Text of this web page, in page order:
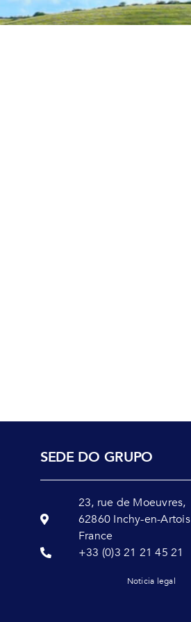
SEDE DO GRUPO
23, rue de Moeuvres,
62860 Inchy-en-Artois
France
+33 (0)3 21 21 45 21
Noticia legal